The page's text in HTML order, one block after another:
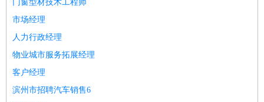
门窗型材技术工程师
市场经理
人力行政经理
物业城市服务拓展经理
客户经理
滨州市招聘汽车销售6